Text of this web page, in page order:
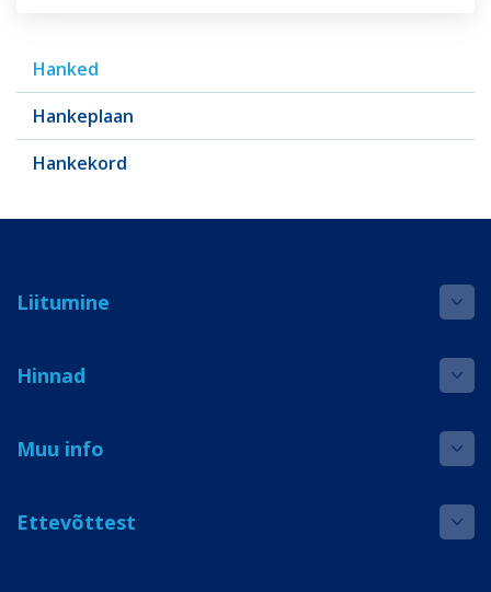
Hanked
Hankeplaan
Hankekord
Liitumine
Hinnad
Muu info
Ettevõttest